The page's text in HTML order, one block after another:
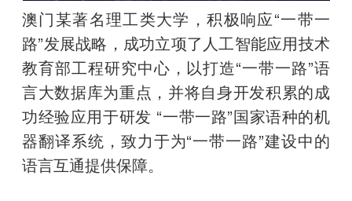
澳门某著名理工类大学，积极响应“一带一
路”发展战略，成功立项了人工智能应用技术
教育部工程研究中心，以打造“一带一路”语
言大数据库为重点，并将自身开发积累的成
功经验应用于研发 “一带一路”国家语种的机
器翻译系统，致力于为“一带一路”建设中的
语言互通提供保障。